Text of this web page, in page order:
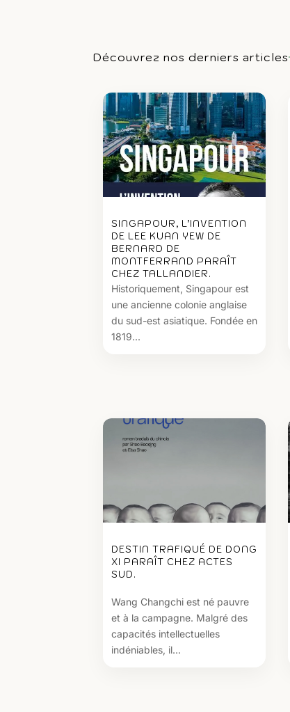
Découvrez nos derniers articles
SINGAPOUR, L’INVENTION
DE LEE KUAN YEW DE
BERNARD DE
MONTFERRAND PARAÎT
CHEZ TALLANDIER.
Historiquement, Singapour est
une ancienne colonie anglaise
du sud-est asiatique. Fondée en
1819...
DESTIN TRAFIQUÉ DE DONG
XI PARAÎT CHEZ ACTES
SUD.
Wang Changchi est né pauvre
et à la campagne. Malgré des
capacités intellectuelles
indéniables, il...